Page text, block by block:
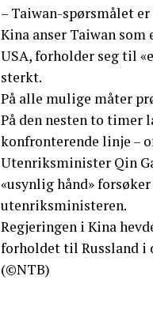
– Taiwan-spørsmålet
Kina anser Taiwan
USA, forholder seg til
sterkt.
På alle mulige måter
På den nesten to timer
konfronterende linje –
Utenriksminister Qin
«usynlig hånd»
utenriksministeren.
Regjeringen i Kina
forholdet til Russland i
(©NTB)